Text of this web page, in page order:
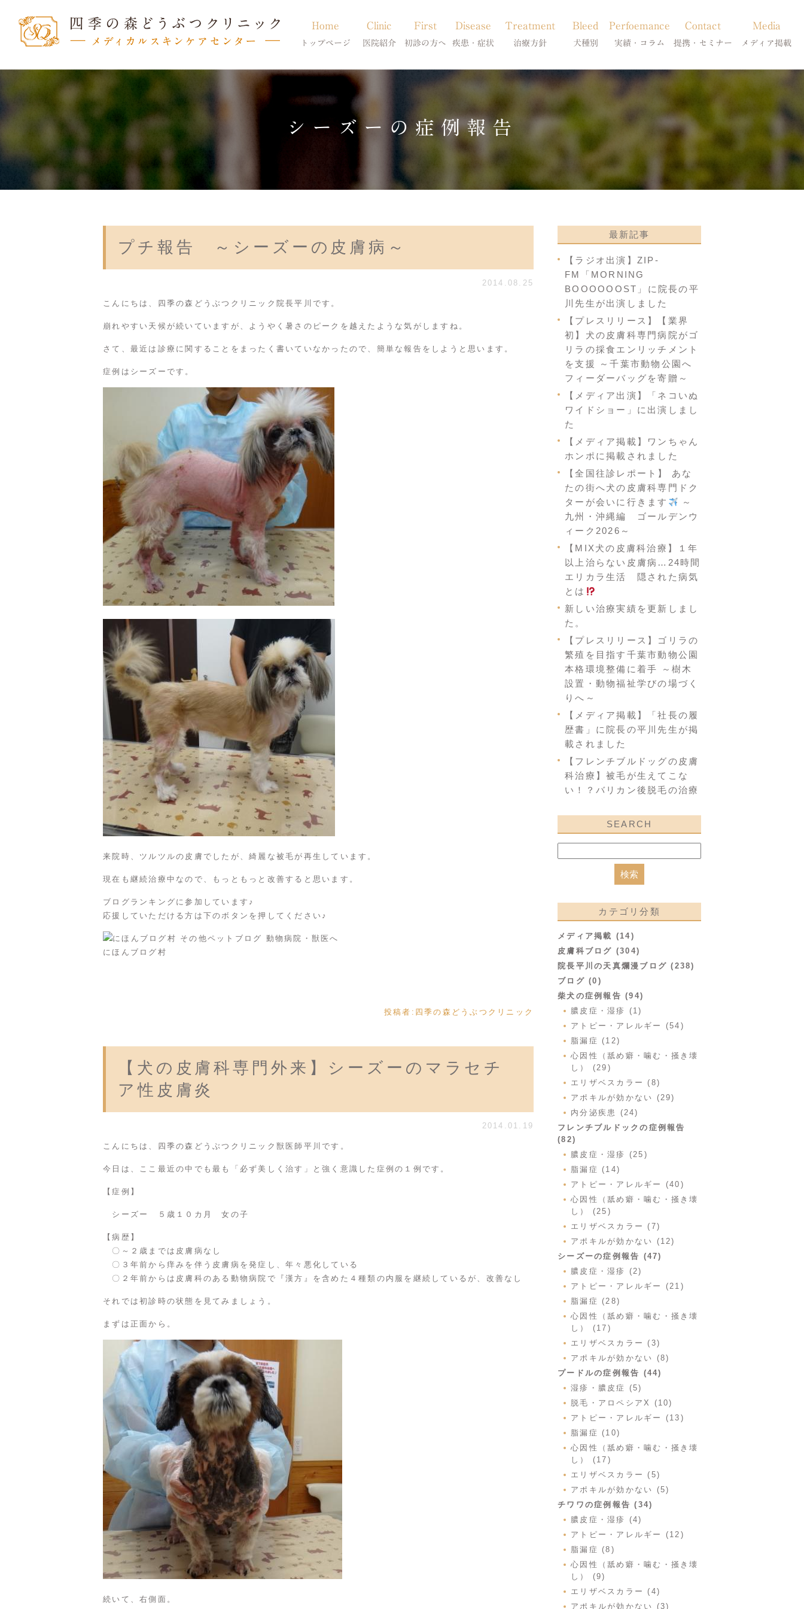
Home
トップページ
Clinic
医院紹介
当院のご紹介
獣医師紹介
First
初診の方へ
初診の方へ
Disease
疾患・症状
アトピー・アレルギー
膿皮症・脂漏症
脱毛症・アロペシアX
アポキルが効かない皮膚病
Treatment
治療方針
体質改善・食事療法
Bleed
犬種別
柴犬の皮膚病
シーズーの皮膚病
フレンチブルドッグの皮膚病
トイプードルの皮膚病
Perfoemance
実績・コラム
症状別
コラム「皮膚科のいろは」
Contact
提携・セミナー
診療提携・セミナー開催
Media
メディア掲載
シーズーの症例報告
プチ報告 ～シーズーの皮膚病～
2014.08.25
こんにちは、四季の森どうぶつクリニック院長平川です。
崩れやすい天候が続いていますが、ようやく暑さのピークを越えたような気がしますね。
さて、最近は診療に関することをまったく書いていなかったので、簡単な報告をしようと思います。
症例はシーズーです。
来院時、ツルツルの皮膚でしたが、綺麗な被毛が再生しています。
現在も継続治療中なので、もっともっと改善すると思います。
ブログランキングに参加しています♪
応援していただける方は下のボタンを押してください♪
にほんブログ村
投稿者: 四季の森どうぶつクリニック
【犬の皮膚科専門外来】シーズーのマラセチ
ア性皮膚炎
2014.01.19
こんにちは、四季の森どうぶつクリニック獣医師平川です。
今日は、ここ最近の中でも最も「必ず美しく治す」と強く意識した症例の１例です。
【症例】
シーズー ５歳１０カ月 女の子
【病歴】
〇～２歳までは皮膚病なし
〇３年前から痒みを伴う皮膚病を発症し、年々悪化している
〇２年前からは皮膚科のある動物病院で『漢方』を含めた４種類の内服を継続しているが、改善なし
それでは初診時の状態を見てみましょう。
まずは正面から。
続いて、右側面。
最新記事
【ラジオ出演】ZIP-
FM「MORNING
BOOOOOOST」に院長の平
川先生が出演しました
【プレスリリース】【業界
初】犬の皮膚科専門病院がゴ
リラの採食エンリッチメント
を支援 ～千葉市動物公園へ
フィーダーバッグを寄贈～
【メディア出演】「ネコいぬ
ワイドショー」に出演しまし
た
【メディア掲載】ワンちゃん
ホンポに掲載されました
【全国往診レポート】 あな
たの街へ犬の皮膚科専門ドク
ターが会いに行きます
～
九州・沖縄編 ゴールデンウ
ィーク2026～
【MIX犬の皮膚科治療】１年
以上治らない皮膚病…24時間
エリカラ生活 隠された病気
とは
新しい治療実績を更新しまし
た。
【プレスリリース】ゴリラの
繁殖を目指す千葉市動物公園
本格環境整備に着手 ～樹木
設置・動物福祉学びの場づく
りへ～
【メディア掲載】「社長の履
歴書」に院長の平川先生が掲
載されました
【フレンチブルドッグの皮膚
科治療】被毛が生えてこな
い！？バリカン後脱毛の治療
SEARCH
カテゴリ分類
メディア掲載 (14)
皮膚科ブログ (304)
院長平川の天真爛漫ブログ (238)
ブログ (0)
柴犬の症例報告 (94)
膿皮症・湿疹 (1)
アトピー・アレルギー (54)
脂漏症 (12)
心因性（舐め癖・噛む・掻き壊
し） (29)
エリザベスカラー (8)
アポキルが効かない (29)
内分泌疾患 (24)
フレンチブルドックの症例報告
(82)
膿皮症・湿疹 (25)
脂漏症 (14)
アトピー・アレルギー (40)
心因性（舐め癖・噛む・掻き壊
し） (25)
エリザベスカラー (7)
アポキルが効かない (12)
シーズーの症例報告 (47)
膿皮症・湿疹 (2)
アトピー・アレルギー (21)
脂漏症 (28)
心因性（舐め癖・噛む・掻き壊
し） (17)
エリザベスカラー (3)
アポキルが効かない (8)
プードルの症例報告 (44)
湿疹・膿皮症 (5)
脱毛・アロペシアX (10)
アトピー・アレルギー (13)
脂漏症 (10)
心因性（舐め癖・噛む・掻き壊
し） (17)
エリザベスカラー (5)
アポキルが効かない (5)
チワワの症例報告 (34)
膿皮症・湿疹 (4)
アトピー・アレルギー (12)
脂漏症 (8)
心因性（舐め癖・噛む・掻き壊
し） (9)
エリザベスカラー (4)
アポキルが効かない (3)